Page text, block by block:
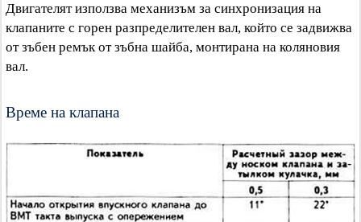
Двигателят използва механизъм за синхронизация на
клапаните с горен разпределителен вал, който се задвижва
от зъбен ремък от зъбна шайба, монтирана на коляновия
вал.
Време на клапана